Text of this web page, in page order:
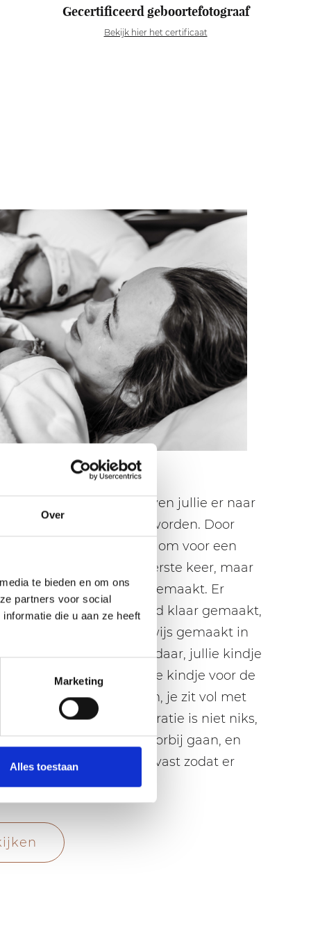
Over
te bieden en om ons
partners voor social
die u aan ze heeft
Marketing
Alles toestaan
Gecertificeerd geboortefotograaf
Bekijk hier het certificaat
een hele tijd leven jullie er naar
kindje geboren gaat worden. Door
is er besloten om voor een
misschien is het de eerste keer, maar
het al vaker mee gemaakt. Er
jullie heen, de ok word klaar gemaakt,
voor, je word wegwijs gemaakt in
en dan is het moment daar, jullie kindje
Het moment dat je je kindje voor de
houden gaat er komen, je zit vol met
want hey, een operatie is niet niks,
ook een hoop aan je voorbij gaan, en
ik leg alles voor jullie vast zodat er
gaat.